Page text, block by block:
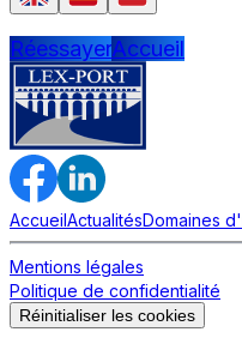
RéessayerAccueil
AccueilActualitésDomaines
Mentions légales
Politique de confidentialité
Réinitialiser les cookies